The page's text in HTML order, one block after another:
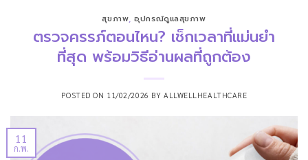
สุขภาพ,อุปกรณ์ดูแลสุขภาพ
ตรวจครรภ์ตอนไหน? เช็กเวลาที่แม่นยำ
ที่สุด พร้อมวิธีอ่านผลที่ถูกต้อง
POSTED ON 11/02/2026 BY ALLWELLHEALTHCARE
11
ก.พ.